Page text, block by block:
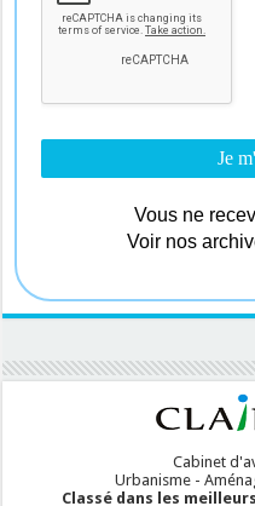
Vous ne
Voir nos
Cabinet
Urbanisme -
Classé dans les